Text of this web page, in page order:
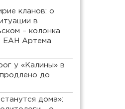
кланов: о
в
– колонка
ЕАН Артема
у «Калины» в
до
дома»: